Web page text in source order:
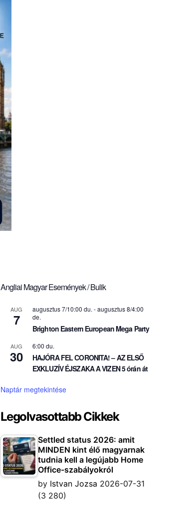
Angliai Magyar Események / Bulik
AUG
7
augusztus 7/10:00 du. -augusztus 8/4:00
de.
Brighton Eastern European Mega Party
AUG
30
6:00 du.
HAJÓRA FEL CORONITA! – AZ ELSŐ
EXKLUZÍV ÉJSZAKA A VIZEN 5 órán át
Naptár megtekintése
Legolvasottabb Cikkek
Settled status 2026: amit
MINDEN kint élő magyarnak
tudnia kell a legújabb Home
Office-szabályokról
by Istvan Jozsa 2026-07-31
(3 280)